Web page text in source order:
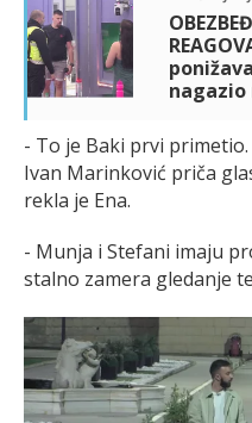
nagazio
- To je Baki prvi
Ivan Marinković priča
rekla je Ena.
- Munja i Stefani imaju
stalno zamera gledanje